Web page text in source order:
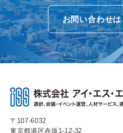
お問い合わせ
〒107-6032
東京都港区赤坂1-12-32